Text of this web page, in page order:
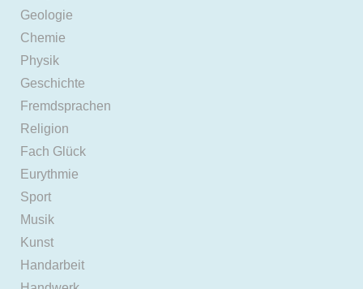
Geologie
Chemie
Physik
Geschichte
Fremdsprachen
Religion
Fach Glück
Eurythmie
Sport
Musik
Kunst
Handarbeit